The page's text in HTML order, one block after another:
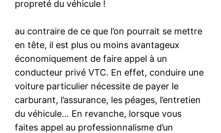
propreté du véhicule !
au contraire de ce que l’on pourrait se mettre
en tête, il est plus ou moins avantageux
économiquement de faire appel à un
conducteur privé VTC. En effet, conduire une
voiture particulier nécessite de payer le
carburant, l’assurance, les péages, l’entretien
du véhicule… En revanche, lorsque vous
faites appel au professionnalisme d’un